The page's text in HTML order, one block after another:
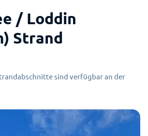
/ Loddin
Strand
sind verfügbar an der